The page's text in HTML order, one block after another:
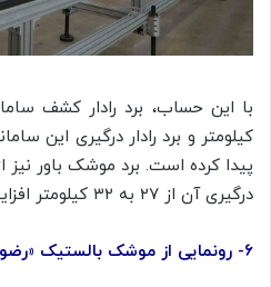
درگیری آن از ۲۷ به ۳۲ کیلومتر افزایش یافته است.
۶- رونمایی از موشک بالستیک «رضوان»